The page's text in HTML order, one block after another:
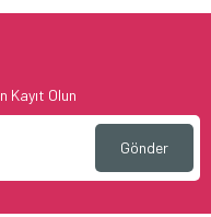
Kayıt Olun
Gönder